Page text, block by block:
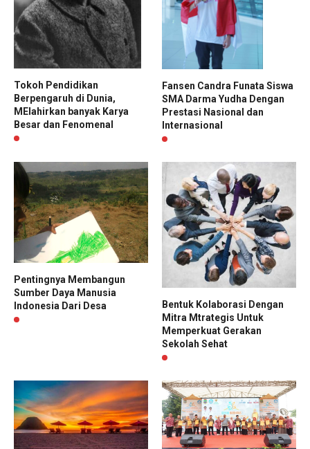
Tokoh Pendidikan
Berpengaruh di Dunia,
MElahirkan banyak Karya
Besar dan Fenomenal
Fansen Candra Funata Siswa
SMA Darma Yudha Dengan
Prestasi Nasional dan
Internasional
Pentingnya Membangun
Sumber Daya Manusia
Indonesia Dari Desa
Bentuk Kolaborasi Dengan
Mitra Mtrategis Untuk
Memperkuat Gerakan
Sekolah Sehat